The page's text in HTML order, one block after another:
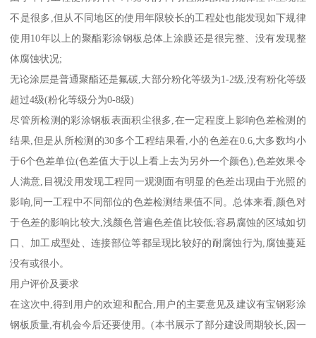
不是很多,但从不同地区的使用年限较长的工程处也能发现如下规律
使用10年以上的聚酯彩涂钢板总体上涂膜还是很完整、没有发现整
体腐蚀状况;
无论涂层是普通聚酯还是氟碳,大部分粉化等级为1-2级,没有粉化等级
超过4级(粉化等级分为0-8级)
尽管所检测的彩涂钢板表面积尘很多,在一定程度上影响色差检测的
结果,但是从所检测的30多个工程结果看,小的色差在0.6,大多数均小
于6个色差单位(色差值大于以上看上去为另外一个颜色),色差效果令
人满意,目视没用发现工程同一观测面有明显的色差出现由于光照的
影响,同一工程中不同部位的色差检测结果值不同。总体来看,颜色对
于色差的影响比较大,浅颜色普遍色差值比较低;容易腐蚀的区域如切
口、加工成型处、连接部位等都呈现比较好的耐腐蚀行为,腐蚀蔓延
没有或很小。
用户评价及要求
在这次中,得到用户的欢迎和配合,用户的主要意见及建议有宝钢彩涂
钢板质量,有机会今后还要使用。(本书展示了部分建设周期较长,因一